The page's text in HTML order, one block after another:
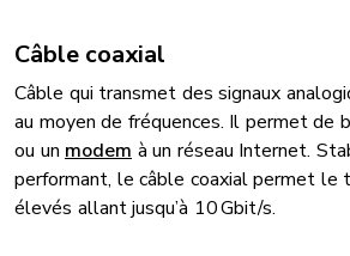
Câble coaxial
Câble qui transmet des signaux
au moyen de fréquences. Il permet de
ou un modem à un réseau Internet.
performant, le câble coaxial permet le
élevés allant jusqu’à 10 Gbit/s.